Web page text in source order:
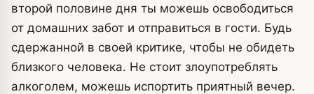
второй половине дня ты можешь освободиться
от домашних забот и отправиться в гости. Будь
сдержанной в своей критике, чтобы не обидеть
близкого человека. Не стоит злоупотреблять
алкоголем, можешь испортить приятный вечер.